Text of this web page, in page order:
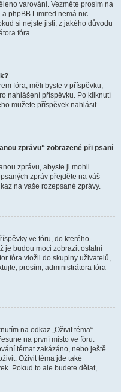
varování. Vezměte prosím na
phpBB Limited nemá nic
si nejste jisti, z jakého důvodu
fóra.
fóra, měli byste v příspěvku,
nahlášení příspěvku. Po kliknutí
můžete příspěvek nahlásit.
zprávu“ zobrazené při psaní
zprávu, abyste ji mohli
zpráv přejděte na váš
na vaše rozepsané zprávy.
ve fóru, do kterého
je budou moci zobrazit ostatní
fóra vložil do skupiny uživatelů,
prosím, administrátora fóra
na odkaz „Oživit téma“
na první místo ve fóru.
témat zakázáno, nebo ještě
Oživit téma jde také
Pokud to ale budete dělat,